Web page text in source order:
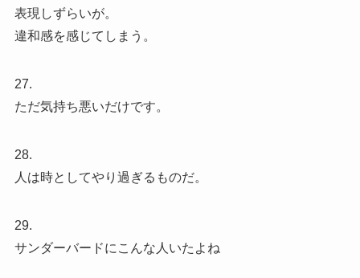
表現しずらいが。
違和感を感じてしまう。
27.
ただ気持ち悪いだけです。
28.
人は時としてやり過ぎるものだ。
29.
サンダーバードにこんな人いたよね